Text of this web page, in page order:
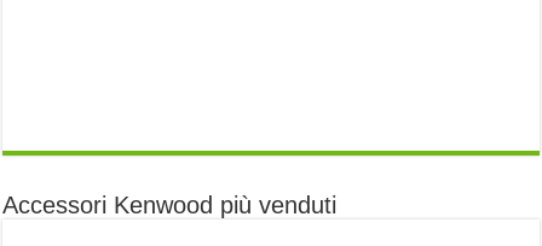
Accessori Kenwood più venduti